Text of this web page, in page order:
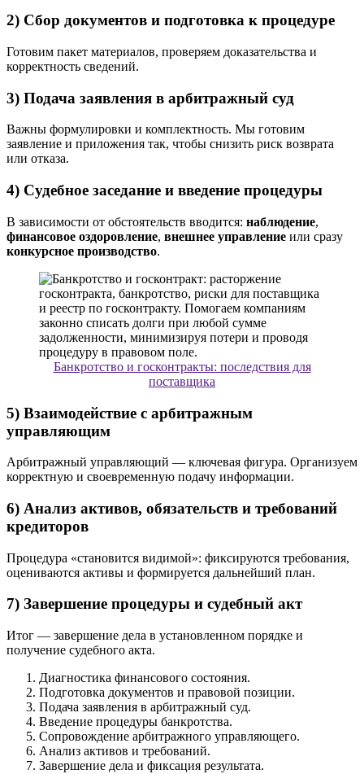
2) Сбор документов и подготовка к процедуре
Готовим пакет материалов, проверяем доказательства и
корректность сведений.
3) Подача заявления в арбитражный суд
Важны формулировки и комплектность. Мы готовим
заявление и приложения так, чтобы снизить риск возврата
или отказа.
4) Судебное заседание и введение процедуры
В зависимости от обстоятельств вводится: наблюдение,
финансовое оздоровление, внешнее управление или сразу
конкурсное производство.
Банкротство и госконтракты: последствия для
поставщика
5) Взаимодействие с арбитражным
управляющим
Арбитражный управляющий — ключевая фигура. Организуем
корректную и своевременную подачу информации.
6) Анализ активов, обязательств и требований
кредиторов
Процедура «становится видимой»: фиксируются требования,
оцениваются активы и формируется дальнейший план.
7) Завершение процедуры и судебный акт
Итог — завершение дела в установленном порядке и
получение судебного акта.
Диагностика финансового состояния.
Подготовка документов и правовой позиции.
Подача заявления в арбитражный суд.
Введение процедуры банкротства.
Сопровождение арбитражного управляющего.
Анализ активов и требований.
Завершение дела и фиксация результата.